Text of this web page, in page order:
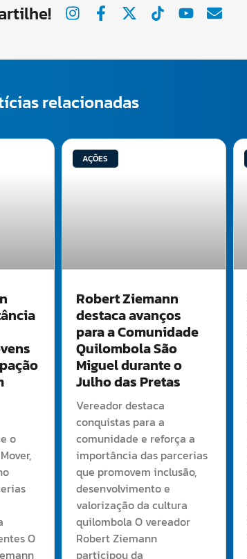
relacionadas
o
O
AÇÕES
Robert Ziemann
destaca avanços
para a Comunidade
Quilombola São
Miguel durante o
Julho das Pretas
Vereador destaca
conquistas para a
comunidade e reforça a
importância das parcerias
que promovem inclusão,
desenvolvimento e
valorização da cultura
quilombola O vereador
Robert Ziemann
participou da